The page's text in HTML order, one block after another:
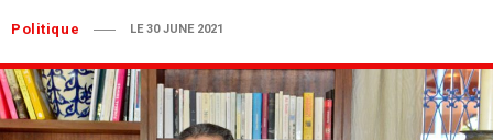
Politique LE 30 JUNE 2021